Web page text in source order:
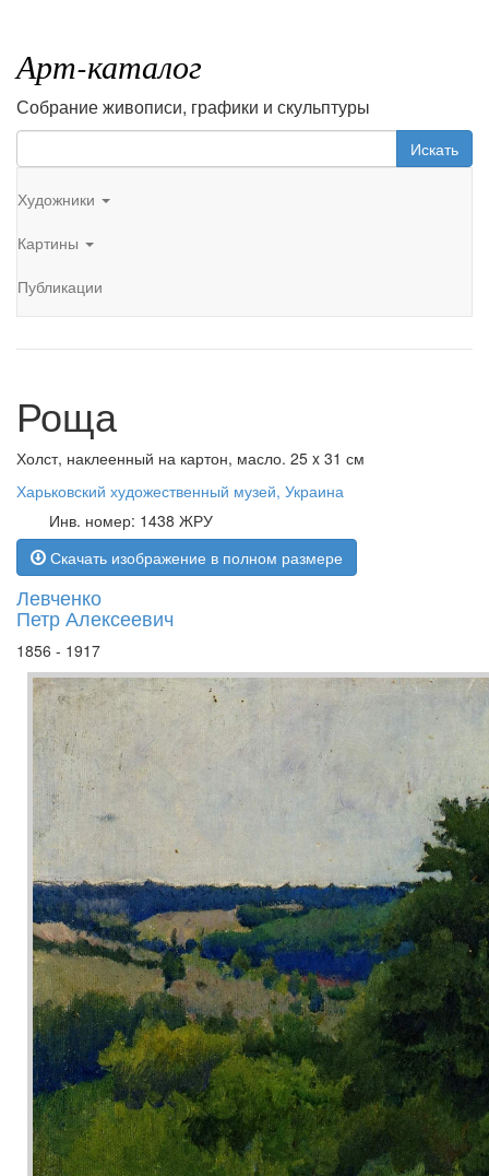
Арт-каталог
Собрание живописи, графики и скульптуры
Искать
Художники
Картины
Публикации
Роща
Холст, наклеенный на картон, масло. 25 x 31 см
Харьковский художественный музей, Украина
Инв. номер: 1438 ЖРУ
Скачать изображение в полном размере
Левченко
Петр Алексеевич
1856 - 1917